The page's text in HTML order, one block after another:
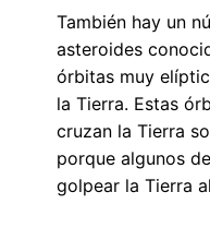
También hay un
asteroides
órbitas muy
la Tierra. Estas
cruzan la Tierra
porque algunos
golpear la Tierra